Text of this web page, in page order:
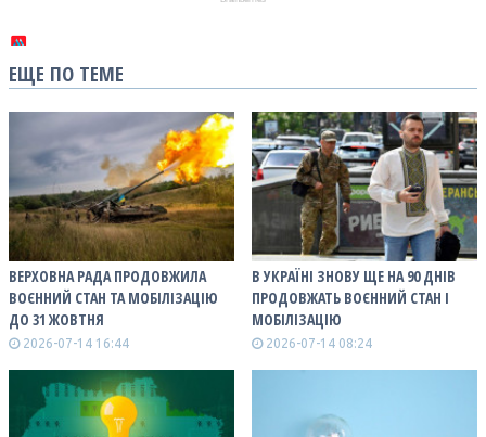
ЕЩЕ ПО ТЕМЕ
ВЕРХОВНА РАДА ПРОДОВЖИЛА
ВОЄННИЙ СТАН ТА МОБІЛІЗАЦІЮ
ДО 31 ЖОВТНЯ
2026-07-14 16:44
В УКРАЇНІ ЗНОВУ ЩЕ НА 90 ДНІВ
ПРОДОВЖАТЬ ВОЄННИЙ СТАН І
МОБІЛІЗАЦІЮ
2026-07-14 08:24